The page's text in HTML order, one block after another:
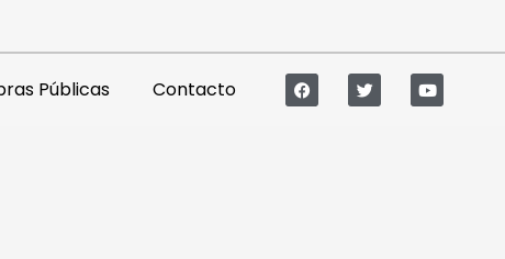
Públicas Contacto